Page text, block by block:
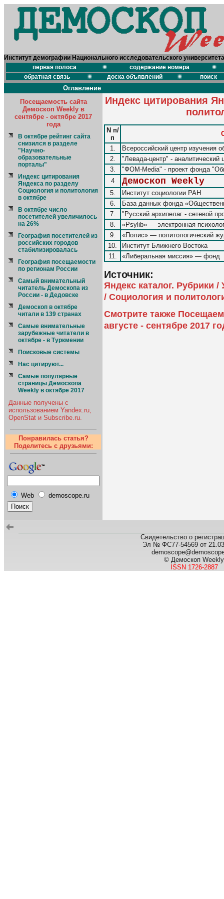
Институт демографии Национального исследовательского
первая полоса
содержание номера
обратная связь
доска объявлений поиск
Оглавление
Посещаемость сайта
Демоскоп Weekly в
сентябре - октябре 2017
года
В октябре рейтинг сайта
снизился в разделе
"Научно-
образовательные
порталы"
Индекс цитирования
Яндекса по разделу
Социология и политология
в октябре
В октябре число
посетителей увеличилось
на 26%
География посетителей из
российских городов
стабилизировалась
География посещаемости
по регионам России
Самый внимательный
читатель Демоскопа из
России - в Дедовске
Демоскоп в октябре
читали в 139 странах
Самые внимательные
зарубежные читатели в
октябре - в Туркмении
Поисковые системы
Нас цитируют...
Самые популярные
страницы Демоскопа
Weekly в октябре 2017
Данные получены с
использованием Yandex.ru,
OpenStat и Subscribe.ru.
Понравилась статья?
Поделитесь с друзьями:
Web demoscope.ru
Индекс цитирования
N п/
п
1.
Всероссийский центр изучения
2.
"Левада-центр" - аналитический
3.
"ФОМ-Media" - проект фонда
4
Демоскоп Weekly
5.
Институт социологии РАН
6.
База данных фонда
7.
"Русский архипелаг - сетевой
8.
«Psylib» — электронная
9.
«Полис» — политологический
10.
Институт Ближнего Востока
11.
«Либеральная миссия» — фонд
Источник:
Яндекс каталог. Рубрики
/ Социология и
Смотрите также
августе - сентябре 2017
Свидетельство о
Эл № ФС77-54569 от
© Демоскоп Weekly
ISSN 1726-2887